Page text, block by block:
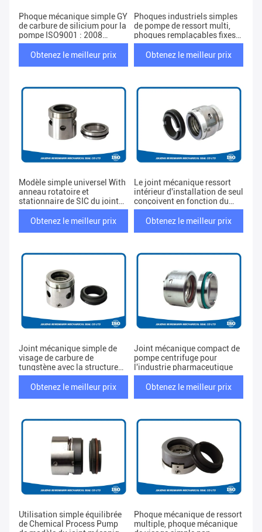
Phoque mécanique simple GY
de carbure de silicium pour la
pompe ISO9001 : 2008
diplômée
Obtenez le meilleur prix
Phoques industriels simples
de pompe de ressort multi,
phoques remplaçables fixes
de soufflet de PTFE
Obtenez le meilleur prix
Modèle simple universel With
anneau rotatoire et
stationnaire de SIC du joint
mécanique H9A
Obtenez le meilleur prix
Le joint mécanique ressort
intérieur d'installation de seul
conçoivent en fonction du
client soutenu
Obtenez le meilleur prix
Joint mécanique simple de
visage de carbure de
tungstène avec la structure
simple de ressort
Obtenez le meilleur prix
Joint mécanique compact de
pompe centrifuge pour
l'industrie pharmaceutique
Obtenez le meilleur prix
Utilisation simple équilibrée
de Chemical Process Pump
Phoque mécanique de ressort
multiple, phoque mécanique